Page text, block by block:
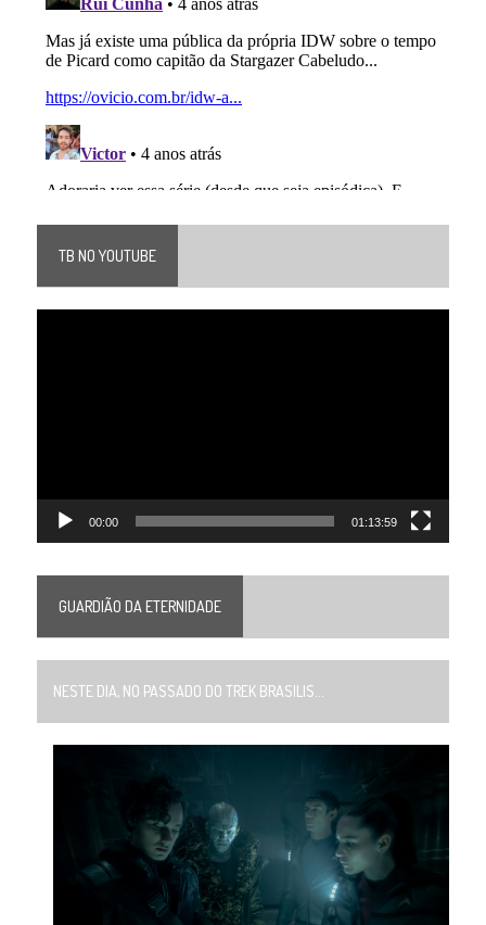
TB NO YOUTUBE
00:00 01:13:59
GUARDIÃO DA ETERNIDADE
NESTE DIA, NO PASSADO DO TREK BRASILIS...